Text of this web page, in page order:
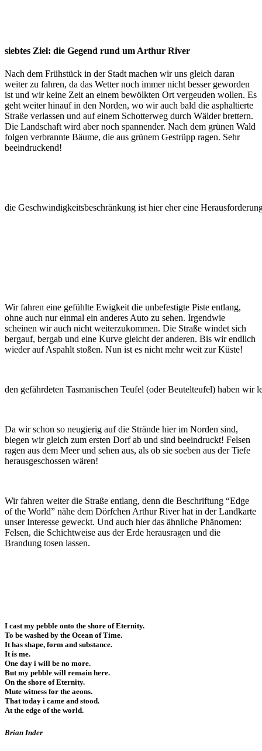
siebtes Ziel: die Gegend rund um Arthur River
Nach dem Frühstück in der Stadt machen wir uns gleich daran
weiter zu fahren, da das Wetter noch immer nicht besser geworden
ist und wir keine Zeit an einem bewölkten Ort vergeuden wollen. Es
geht weiter hinauf in den Norden, wo wir auch bald die asphaltierte
Straße verlassen und auf einem Schotterweg durch Wälder brettern.
Die Landschaft wird aber noch spannender. Nach dem grünen Wald
folgen verbrannte Bäume, die aus grünem Gestrüpp ragen. Sehr
beeindruckend!
die Geschwindigkeitsbeschränkung ist hier eher eine
Wir fahren eine gefühlte Ewigkeit die unbefestigte Piste entlang,
ohne auch nur einmal ein anderes Auto zu sehen. Irgendwie
scheinen wir auch nicht weiterzukommen. Die Straße windet sich
bergauf, bergab und eine Kurve gleicht der anderen. Bis wir endlich
wieder auf Aspahlt stoßen. Nun ist es nicht mehr weit zur Küste!
den gefährdeten Tasmanischen Teufel (oder Beutelteufel) haben wir
Da wir schon so neugierig auf die Strände hier im Norden sind,
biegen wir gleich zum ersten Dorf ab und sind beeindruckt! Felsen
ragen aus dem Meer und sehen aus, als ob sie soeben aus der Tiefe
herausgeschossen wären!
Wir fahren weiter die Straße entlang, denn die Beschriftung “Edge
of the World” nähe dem Dörfchen Arthur River hat in der Landkarte
unser Interesse geweckt. Und auch hier das ähnliche Phänomen:
Felsen, die Schichtweise aus der Erde herausragen und die
Brandung tosen lassen.
I cast my pebble onto the shore of Eternity.
To be washed by the Ocean of Time.
It has shape, form and substance.
It is me.
One day i will be no more.
But my pebble will remain here.
On the shore of Eternity.
Mute witness for the aeons.
That today i came and stood.
At the edge of the world.
Brian Inder